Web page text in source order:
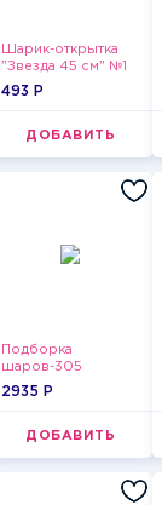
Шарик-открытка
"Звезда 45 см" №1
493 P
ДОБАВИТЬ
Подборка
шаров-305
2935 P
ДОБАВИТЬ